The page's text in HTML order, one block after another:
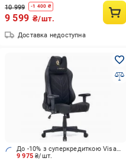
10 999 -1 400 ₴
9 599 ₴/шт.
Доставка недоступна
9 975₴/шт.
До -10% з суперкредиткою Visa Вигода